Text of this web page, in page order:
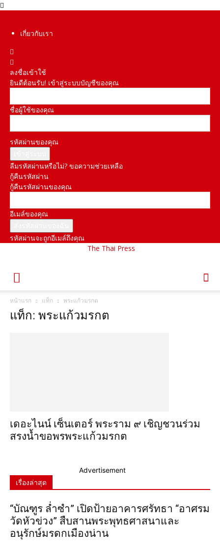
เกี่ยวกับเรา
ลงชื่อเข้าใช้
ยินดีต้อนรับ! เข้าสู่ระบบบัญชีของคุณ
ชื่อผู้ใช้ของคุณ
รหัสผ่านของคุณ
ลืมรหัสผ่านหรือไม่? ขอความช่วยเหลือ
กู้คืนรหัสผ่าน
กู้คืนรหัสผ่านของคุณ
อีเมล์ของคุณ
รหัสผ่านจะถูกอีเมล์ถึงคุณ
The Thai Press
หน้าแรก แท็ก พระแก้วมรกต
แท็ก: พระแก้วมรกต
เดอะไนน์ เซ็นเตอร์ พระราม ๙ เชิญชวนร่วม
สรงน้ำขอพรพระแก้วมรกต
Advertisement
เรื่องล่าสุด
“บัณฑูร ล่ำซำ” เปิดป้ายอาคารศรัทธา “อาศรม
วัดหัวข่วง” สืบสานพระพุทธศาสนาและ
อนุรักษ์มรดกเมืองน่าน